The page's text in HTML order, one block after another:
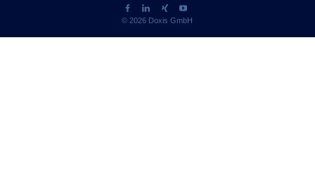
© 2026 Doxis GmbH